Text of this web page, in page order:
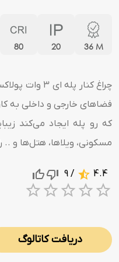
36 M
20
80
چراغ کنار
فضاهای خارجی و داخلی به
که رو پله ایجاد می‌کند
مسکونی، ویلاها، هتل‌ها و ..
4.4
/ 9
دریافت کاتالوگ